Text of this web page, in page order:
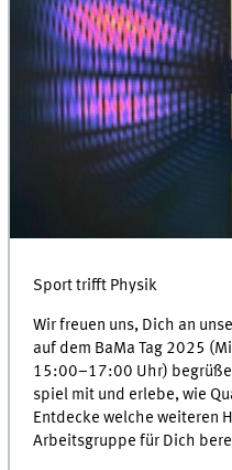
Sport trifft Physik
Wir freuen uns, Dich an
auf dem BaMa Tag 2025
15:00–17:00 Uhr)
spiel mit und erlebe, wie
Entdecke welche weiteren
Arbeitsgruppe für Dich